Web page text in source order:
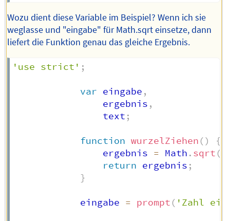
Wozu dient diese Variable im Beispiel? Wenn ich sie
weglasse und "eingabe" für Math.sqrt einsetze, dann
liefert die Funktion genau das gleiche Ergebnis.
'use strict' ;
var eingabe ,
                ergebnis
,
                text
;
function wurzelZiehen ()
{
                ergebnis
= Math . sqrt (
return ergebnis ;
}
            eingabe
= prompt ( 'Zahl